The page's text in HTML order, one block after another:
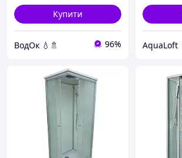
Купити
ВодОк 💧🚿 96% AquaLoft